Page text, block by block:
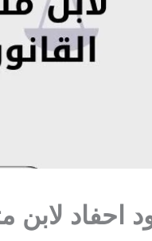
احفاد لابن